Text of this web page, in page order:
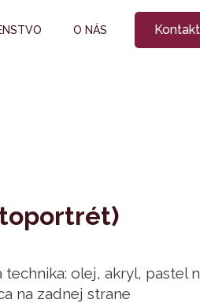
O NÁS Kontakt
technika: olej, akryl, pastel
na zadnej strane